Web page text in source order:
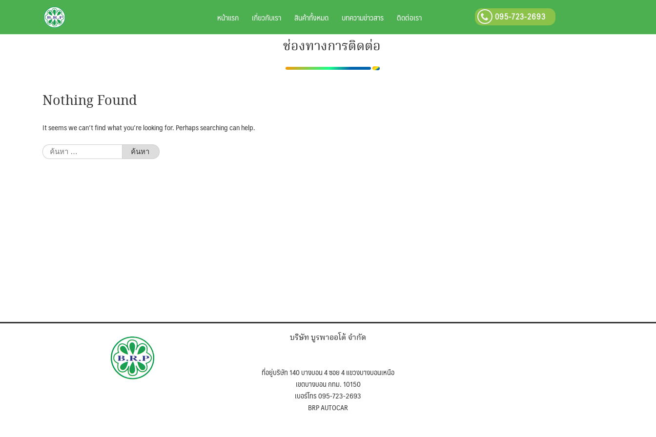
BRPAUTO.COM 095-723-2693
หน้าแรก เกี่ยวกับเรา สินค้าทั้งหมด บทความข่าวสาร ติดต่อเรา
ช่องทางการติดต่อ
Nothing Found
It seems we can’t find what you’re looking for. Perhaps searching can help.
ค้นหา
สำหรับ:
บริษัท บูรพาออโต้ จำกัด
ที่อยู่บริษัท 140 บางบอน 4 ซอย 4 แขวงบางบอนเหนือ
เขตบางบอน กทม. 10150
เบอร์โทร 095-723-2693
BRP AUTOCAR